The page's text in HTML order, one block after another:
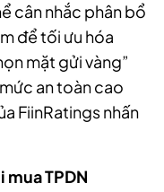
cân nhắc phân bổ
để tối ưu hóa
mặt gửi vàng”
an toàn cao
FiinRatings nhấn
mua TPDN